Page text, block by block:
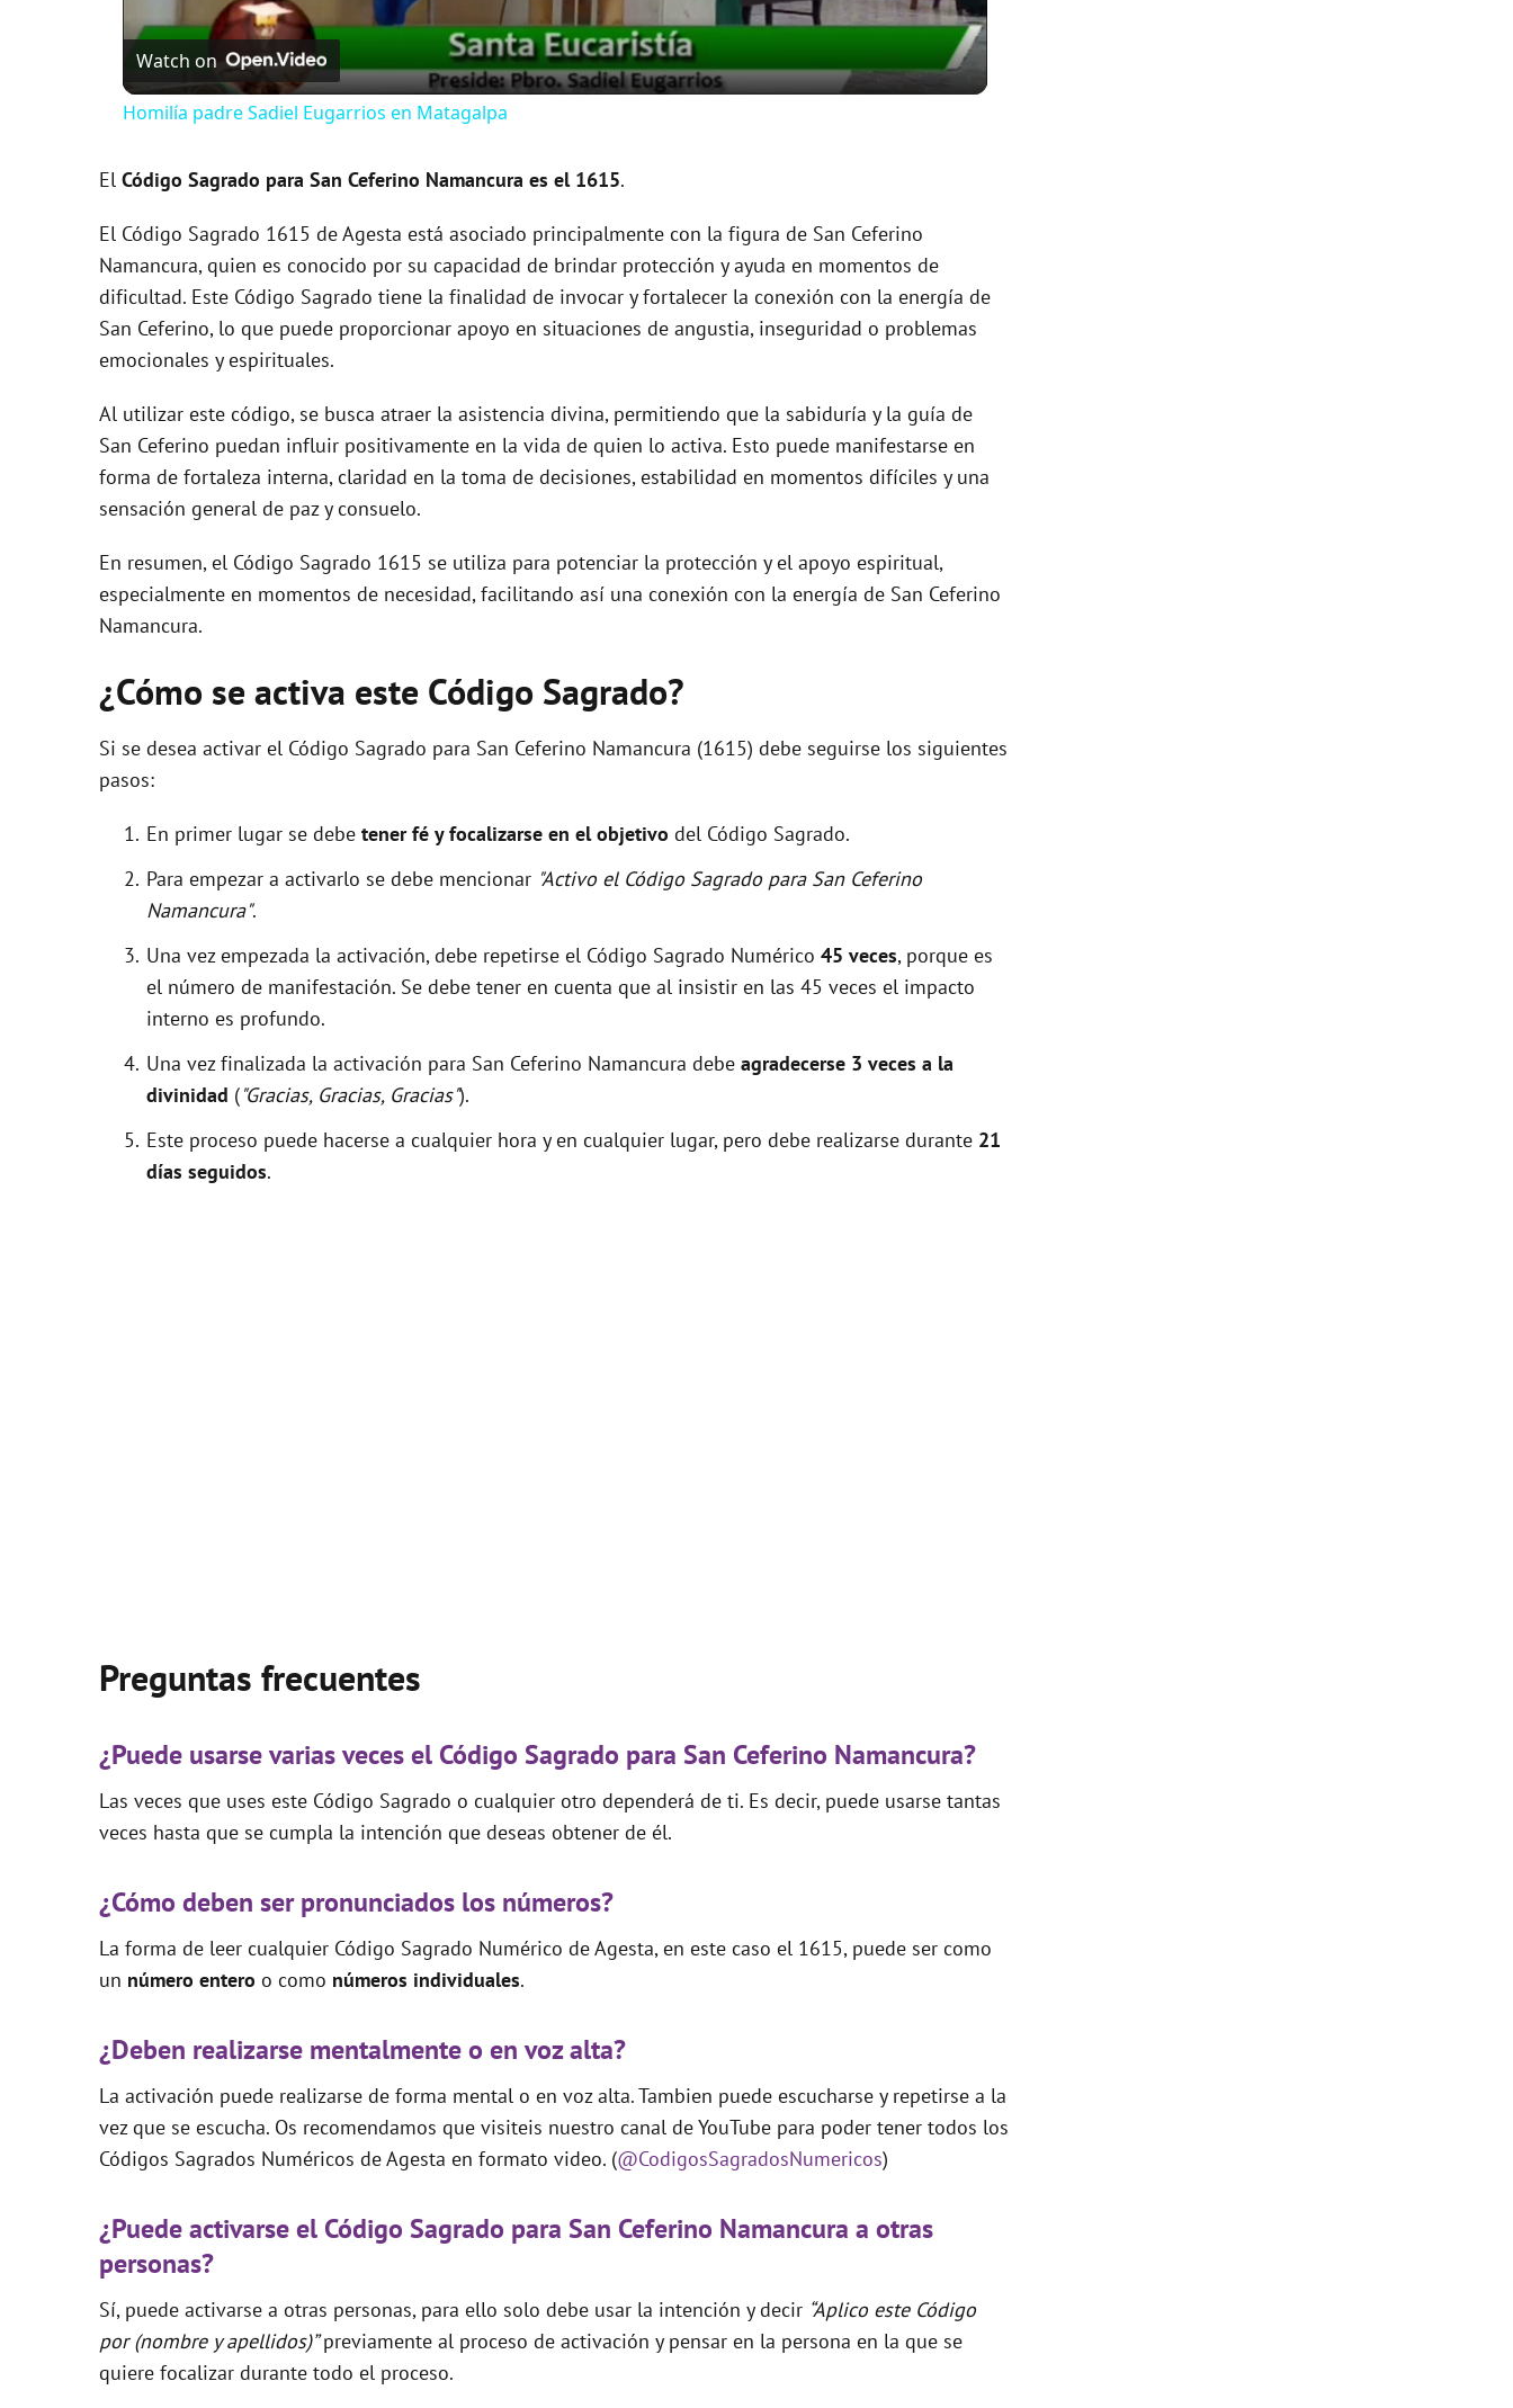
a
y
i
d
o
Watch on
Homilía padre Sadiel Eugarrios en Matagalpa
El Código Sagrado para San Ceferino Namancura es el 1615.
El Código Sagrado 1615 de Agesta está asociado principalmente con la figura de San Ceferino
Namancura, quien es conocido por su capacidad de brindar protección y ayuda en momentos de
dificultad. Este Código Sagrado tiene la finalidad de invocar y fortalecer la conexión con la energía de
San Ceferino, lo que puede proporcionar apoyo en situaciones de angustia, inseguridad o problemas
emocionales y espirituales.
Al utilizar este código, se busca atraer la asistencia divina, permitiendo que la sabiduría y la guía de
San Ceferino puedan influir positivamente en la vida de quien lo activa. Esto puede manifestarse en
forma de fortaleza interna, claridad en la toma de decisiones, estabilidad en momentos difíciles y una
sensación general de paz y consuelo.
En resumen, el Código Sagrado 1615 se utiliza para potenciar la protección y el apoyo espiritual,
especialmente en momentos de necesidad, facilitando así una conexión con la energía de San Ceferino
Namancura.
¿Cómo se activa este Código Sagrado?
Si se desea activar el Código Sagrado para San Ceferino Namancura (1615) debe seguirse los siguientes
pasos:
En primer lugar se debe tener fé y focalizarse en el objetivo del Código Sagrado.
Para empezar a activarlo se debe mencionar "Activo el Código Sagrado para San Ceferino
Namancura".
Una vez empezada la activación, debe repetirse el Código Sagrado Numérico 45 veces, porque es
el número de manifestación. Se debe tener en cuenta que al insistir en las 45 veces el impacto
interno es profundo.
Una vez finalizada la activación para San Ceferino Namancura debe agradecerse 3 veces a la
divinidad ("Gracias, Gracias, Gracias").
Este proceso puede hacerse a cualquier hora y en cualquier lugar, pero debe realizarse durante 21
días seguidos.
Preguntas frecuentes
¿Puede usarse varias veces el Código Sagrado para San Ceferino Namancura?
Las veces que uses este Código Sagrado o cualquier otro dependerá de ti. Es decir, puede usarse tantas
veces hasta que se cumpla la intención que deseas obtener de él.
¿Cómo deben ser pronunciados los números?
La forma de leer cualquier Código Sagrado Numérico de Agesta, en este caso el 1615, puede ser como
un número entero o como números individuales.
¿Deben realizarse mentalmente o en voz alta?
La activación puede realizarse de forma mental o en voz alta. Tambien puede escucharse y repetirse a la
vez que se escucha. Os recomendamos que visiteis nuestro canal de YouTube para poder tener todos los
Códigos Sagrados Numéricos de Agesta en formato video. (@CodigosSagradosNumericos)
¿Puede activarse el Código Sagrado para San Ceferino Namancura a otras
personas?
Sí, puede activarse a otras personas, para ello solo debe usar la intención y decir “Aplico este Código
por (nombre y apellidos)”previamente al proceso de activación y pensar en la persona en la que se
quiere focalizar durante todo el proceso.